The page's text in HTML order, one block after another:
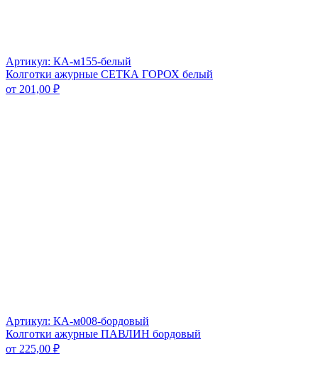
Артикул: КА-м155-белый
Колготки ажурные СЕТКА ГОРОХ белый
от 201,00 ₽
Артикул: КА-м008-бордовый
Колготки ажурные ПАВЛИН бордовый
от 225,00 ₽